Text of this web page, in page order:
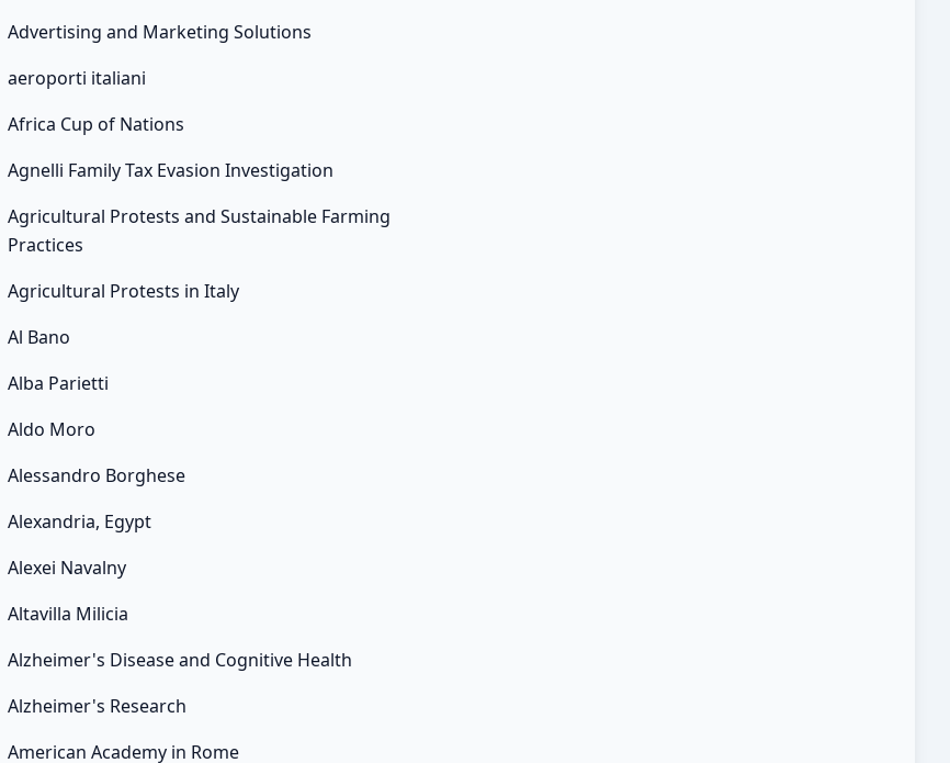
Advertising and Marketing Solutions
aeroporti italiani
Africa Cup of Nations
Agnelli Family Tax Evasion Investigation
Agricultural Protests and Sustainable Farming
Practices
Agricultural Protests in Italy
Al Bano
Alba Parietti
Aldo Moro
Alessandro Borghese
Alexandria, Egypt
Alexei Navalny
Altavilla Milicia
Alzheimer's Disease and Cognitive Health
Alzheimer's Research
American Academy in Rome